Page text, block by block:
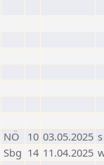
NÖ 10 03.05.2025 s
Sbg 14 11.04.2025